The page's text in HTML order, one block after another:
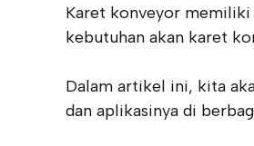
Karet konveyor memiliki
kebutuhan akan karet
Dalam artikel ini, kita
dan aplikasinya di